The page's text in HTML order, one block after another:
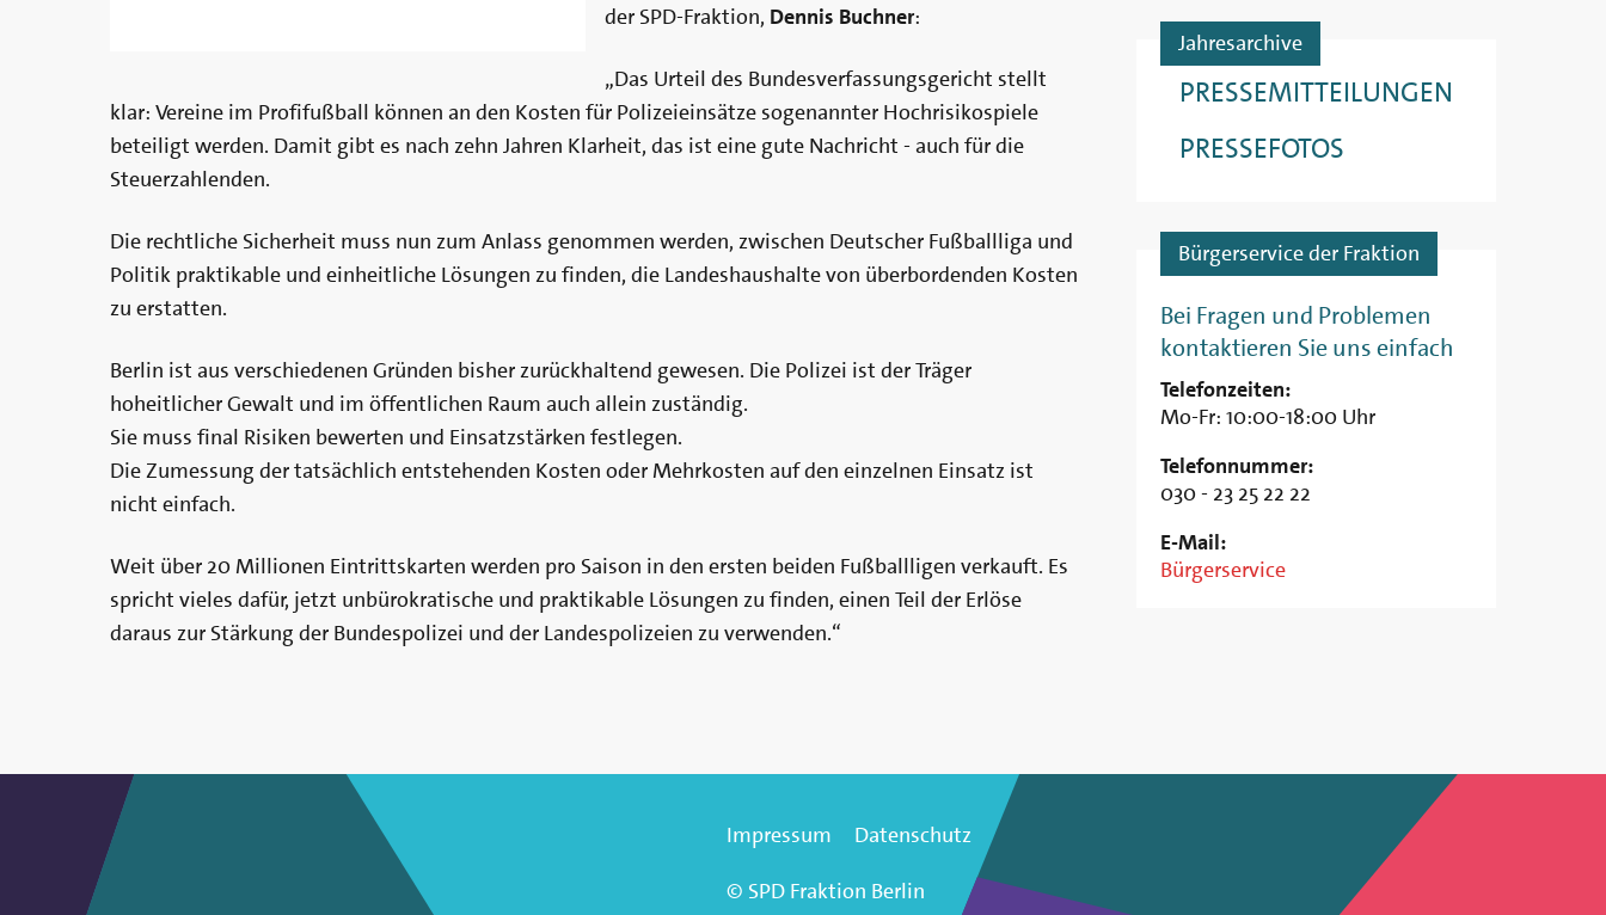
der SPD-Fraktion, Dennis Buchner:
„Das Urteil des Bundesverfassungsgericht stellt
klar: Vereine im Profifußball können an den Kosten für Polizeieinsätze sogenannter Hochrisikospiele
beteiligt werden. Damit gibt es nach zehn Jahren Klarheit, das ist eine gute Nachricht - auch für die
Steuerzahlenden.
Die rechtliche Sicherheit muss nun zum Anlass genommen werden, zwischen Deutscher Fußballliga und
Politik praktikable und einheitliche Lösungen zu finden, die Landeshaushalte von überbordenden Kosten
zu erstatten.
Berlin ist aus verschiedenen Gründen bisher zurückhaltend gewesen. Die Polizei ist der Träger
hoheitlicher Gewalt und im öffentlichen Raum auch allein zuständig.
Sie muss final Risiken bewerten und Einsatzstärken festlegen.
Die Zumessung der tatsächlich entstehenden Kosten oder Mehrkosten auf den einzelnen Einsatz ist
nicht einfach.
Weit über 20 Millionen Eintrittskarten werden pro Saison in den ersten beiden Fußballligen verkauft. Es
spricht vieles dafür, jetzt unbürokratische und praktikable Lösungen zu finden, einen Teil der Erlöse
daraus zur Stärkung der Bundespolizei und der Landespolizeien zu verwenden.“
Jahresarchive
PRESSEMITTEILUNGEN
PRESSEFOTOS
Bürgerservice der Fraktion
Bei Fragen und Problemen
kontaktieren Sie uns einfach
Telefonzeiten:
Mo-Fr: 10:00-18:00 Uhr
Telefonnummer:
030 - 23 25 22 22
E-Mail:
Bürgerservice
Impressum
Datenschutz
© SPD Fraktion Berlin